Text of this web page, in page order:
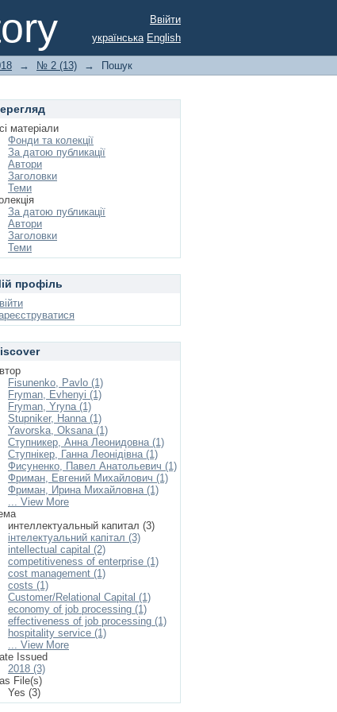
Ввійти
українська English
→ № 2 (13) → Пошук
матеріали
Фонди та колекції
За датою публикації
Автори
Заголовки
Теми
За датою публикації
Автори
Заголовки
Теми
профіль
Fisunenko, Pavlo (1)
Fryman, Evhenyi (1)
Fryman, Yryna (1)
Stupniker, Hanna (1)
Yavorska, Oksana (1)
Ступникер, Анна Леонидовна (1)
Ступнікер, Ганна Леонідівна (1)
Фисуненко, Павел Анатольевич (1)
Фриман, Евгений Михайлович (1)
Фриман, Ирина Михайловна (1)
... View More
интеллектуальный капитал (3)
інтелектуальний капітал (3)
intellectual capital (2)
competitiveness of enterprise (1)
cost management (1)
costs (1)
Customer/Relational Capital (1)
economy of job processing (1)
effectiveness of job processing (1)
hospitality service (1)
... View More
Issued
2018 (3)
File(s)
Yes (3)